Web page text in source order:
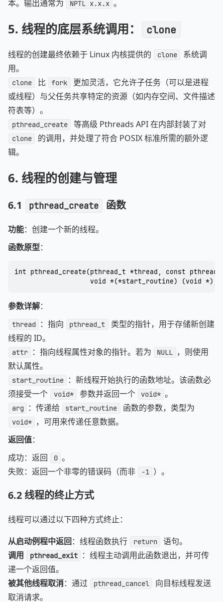
本。输出通常为
NPTL x.x.x 。
5. 线程的底层系统调用： clone
线程的创建最终依赖于 Linux 内核提供的 clone
系统调
用。
clone 比 fork
更加灵活，它允许子任务（可以是进程
或线程）与父任务共享特定的资源（如内存空间、文件描述
符表等）。
pthread_create 等高级 Pthreads API 在内部封装了对
clone
的调用，并处理了符合 POSIX 标准所需的额外逻
辑。
6. 线程的创建与管理
6.1 pthread_create 函数
功能：创建一个新的线程。
函数原型：
int pthread_create(pthread_t *thread, const
参数详解：
thread ：指向 pthread_t
类型的指针，用于存储新创建
线程的 ID。
attr ：指向线程属性对象的指针。若为 NULL ，则使用
默认属性。
start_routine
：新线程开始执行的函数地址。该函数必
须接受一个
void* 参数并返回一个 void* 。
arg ：传递给 start_routine 函数的参数，类型为
void* ，可用来传递任意数据。
返回值：
成功：返回
0 。
失败：返回一个非零的错误码（而非
-1 ）。
6.2 线程的终止方式
线程可以通过以下四种方式终止：
从启动例程中返回：线程函数执行 return
语句。
调用
pthread_exit
：线程主动调用此函数退出，并可传
递一个返回值。
被其他线程取消：通过 pthread_cancel
向目标线程发送
取消请求。